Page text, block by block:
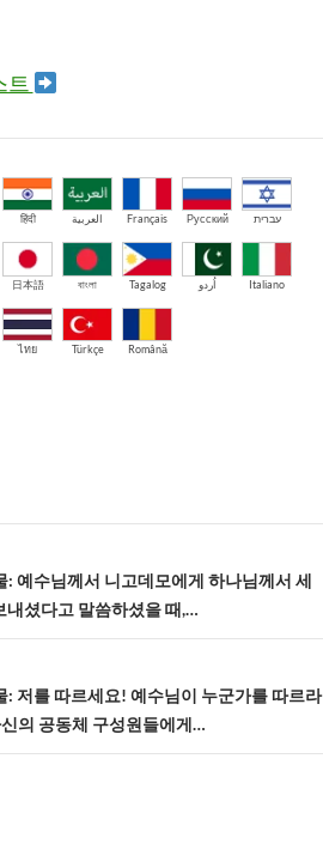
트
हिंदी العربية Français Русский עברית
日本語 বাংলা Tagalog اُردو Italiano
ไทย Türkçe Română
예수님께서 니고데모에게 하나님께서 세
내셨다고 말씀하셨을 때,…
저를 따르세요! 예수님이 누군가를 따르라
의 공동체 구성원들에게…